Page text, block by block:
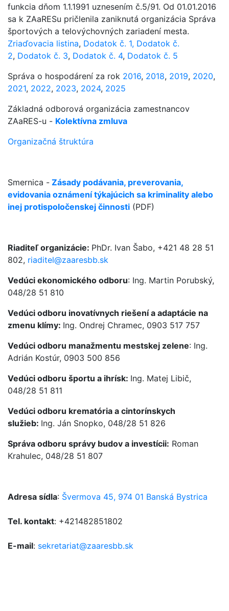
funkcia dňom 1.1.1991 uznesením č.5/91. Od 01.01.2016
sa k ZAaRESu pričlenila zaniknutá organizácia Správa
športových a telovýchovných zariadení mesta.
Zriaďovacia listina, Dodatok č. 1, Dodatok č.
2, Dodatok č. 3, Dodatok č. 4, Dodatok č. 5
Správa o hospodárení za rok 2016, 2018, 2019, 2020,
2021, 2022, 2023, 2024, 2025
Základná odborová organizácia zamestnancov
ZAaRES-u - Kolektívna zmluva
Organizačná štruktúra
Smernica - Zásady podávania, preverovania,
evidovania oznámení týkajúcich sa kriminality alebo
inej protispoločenskej činnosti (PDF)
Riaditeľ organizácie: PhDr. Ivan Šabo, +421 48 28 51
802, riaditel@zaaresbb.sk
Vedúci ekonomického odboru: Ing. Martin Porubský,
048/28 51 810
Vedúci odboru inovatívnych riešení a adaptácie na
zmenu klímy: Ing. Ondrej Chramec, 0903 517 757
Vedúci odboru manažmentu mestskej zelene: Ing.
Adrián Kostúr, 0903 500 856
Vedúci odboru športu a ihrísk: Ing. Matej Libič,
048/28 51 811
Vedúci odboru krematória a cintorínskych
služieb: Ing. Ján Snopko, 048/28 51 826
Správa odboru správy budov a investícii: Roman
Krahulec, 048/28 51 807
Adresa sídla: Švermova 45, 974 01 Banská Bystrica
Tel. kontakt: +421482851802
E-mail: sekretariat@zaaresbb.sk